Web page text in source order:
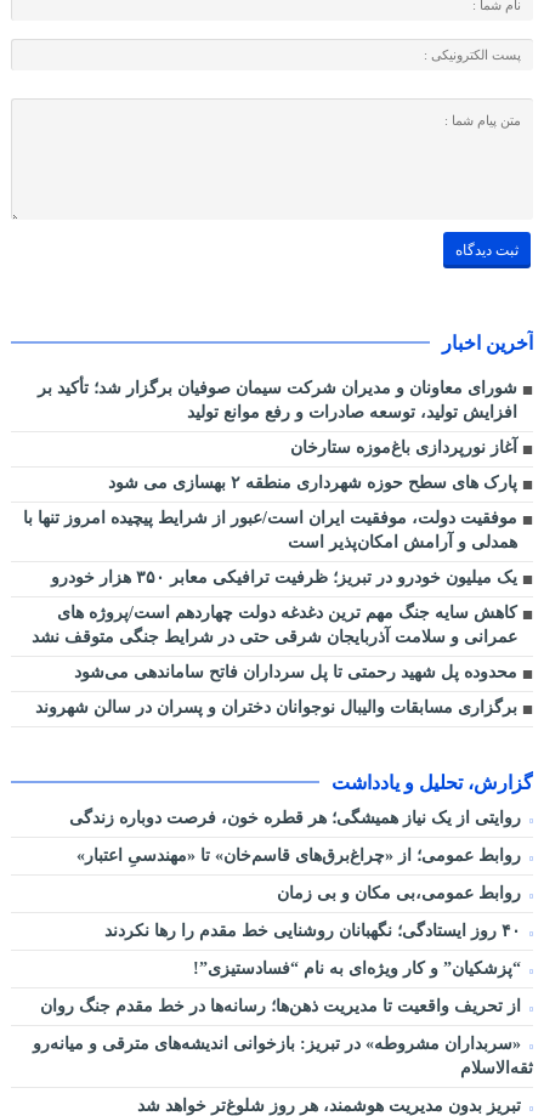
آخرین اخبار
شورای معاونان و مدیران شرکت سیمان صوفیان برگزار شد؛ تأکید بر
افزایش تولید، توسعه صادرات و رفع موانع تولید
آغاز نورپردازی باغ‌موزه ستارخان
پارک های سطح حوزه شهرداری منطقه ۲ بهسازی می شود
موفقیت دولت، موفقیت ایران است/عبور از شرایط پیچیده امروز تنها با
همدلی و آرامش امکان‌پذیر است
یک میلیون خودرو در تبریز؛ ظرفیت ترافیکی معابر ۳۵۰ هزار خودرو
کاهش سایه جنگ مهم ‌ترین دغدغه دولت چهاردهم است/پروژه ‌های
عمرانی و سلامت آذربایجان شرقی حتی در شرایط جنگی متوقف نشد
محدوده پل شهید رحمتی تا پل سرداران فاتح ساماندهی می‌شود
برگزاری مسابقات والیبال نوجوانان دختران و پسران در سالن شهروند
گزارش، تحلیل و یادداشت
روایتی از یک نیاز همیشگی؛ هر قطره خون، فرصت دوباره زندگی
روابط عمومی؛ از «چراغ‌برق‌های قاسم‌خان» تا «مهندسیِ اعتبار»
روابط عمومی،بی مکان و بی زمان
“پزشکیان” و کار ویژه‌ای به نام “فسادستیزی”!
از تحریف واقعیت تا مدیریت ذهن‌ها؛ رسانه‌ها در خط مقدم جنگ روان
«سربداران مشروطه» در تبریز: بازخوانی اندیشه‌های مترقی و میانه‌رو
ثقه‌الاسلام
تبریز بدون مدیریت هوشمند، هر روز شلوغ‌تر خواهد شد